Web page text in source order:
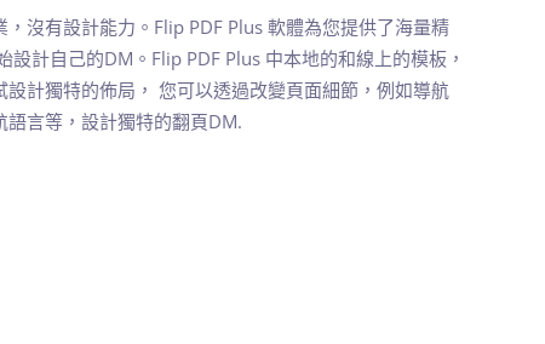
沒有設計能力。Flip PDF Plus 軟體為您提供了海量精
設計自己的DM。Flip PDF Plus 中本地的和線上的模板，
計獨特的佈局， 您可以透過改變頁面細節，例如導航
言等，設計獨特的翻頁DM.